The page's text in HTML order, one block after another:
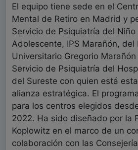
El equipo tiene sede en el
Mental de Retiro en Madrid y
Servicio de Psiquiatría del Niño
Adolescente, IPS Marañón, del
Universitario Gregorio
Servicio de Psiquiatría del
del Sureste con quien está
alianza estratégica. El
para los centros elegidos
2022. Ha sido diseñado por la
Koplowitz en el marco de un
colaboración con las